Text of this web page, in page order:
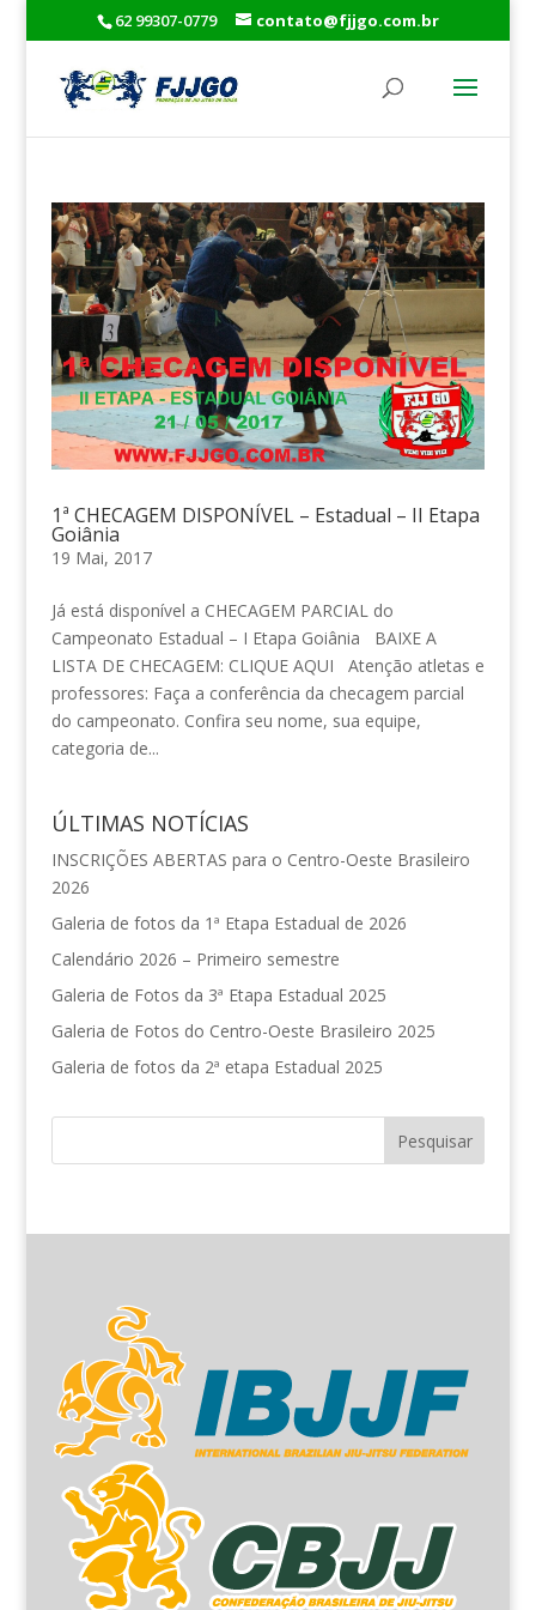
62 99307-0779 contato@fjjgo.com.br
1ª CHECAGEM DISPONÍVEL – Estadual – II Etapa
Goiânia
19 Mai, 2017
Já está disponível a CHECAGEM PARCIAL do
Campeonato Estadual – I Etapa Goiânia BAIXE A
LISTA DE CHECAGEM: CLIQUE AQUI Atenção atletas e
professores: Faça a conferência da checagem parcial
do campeonato. Confira seu nome, sua equipe,
categoria de...
ÚLTIMAS NOTÍCIAS
INSCRIÇÕES ABERTAS para o Centro-Oeste Brasileiro
2026
Galeria de fotos da 1ª Etapa Estadual de 2026
Calendário 2026 – Primeiro semestre
Galeria de Fotos da 3ª Etapa Estadual 2025
Galeria de Fotos do Centro-Oeste Brasileiro 2025
Galeria de fotos da 2ª etapa Estadual 2025